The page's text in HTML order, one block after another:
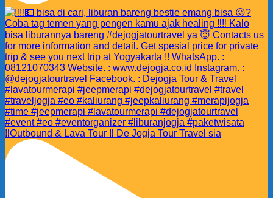
‼️Outbound & Lava Tour ‼️ De Jogja Tour Travel sia